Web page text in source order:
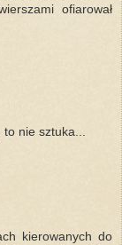
ofiarował
nie sztuka...
kierowanych do